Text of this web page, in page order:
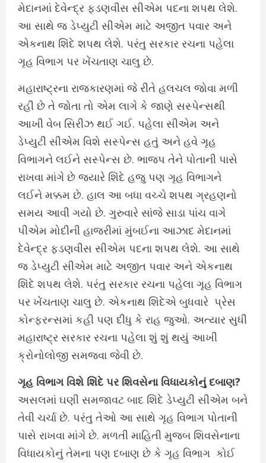
મેદાનમાં દેવેન્દ્ર ફડણવીસ સીએમ પદના શપથ લેશે.
આ સાથે જ ડેપ્યુટી સીએમ માટે અજીત પવાર અને
એકનાથ શિંદે શપથ લેશે. પરંતુ સરકાર રચના પહેલા
ગૃહ વિભાગ પર ખેંચતાણ ચાલુ છે.
મહારાષ્ટ્રના રાજકારણમાં જે રીતે હલચલ જોવા મળી
રહી છે તે જોતા તો એમ લાગે કે જાણે સસ્પેન્સથી
આખી વેબ સિરીઝ થઈ ગઈ. પહેલા સીએમ અને
ડેપ્યુટી સીએમ વિશે સસ્પેન્સ હતું અને હવે ગૃહ
વિભાગને લઈને સસ્પેન્સ છે. ભાજપ તેને પોતાની પાસે
રાખવા માંગે છે જ્યારે શિંદે હજુ પણ ગૃહ વિભાગને
લઈને મક્કમ છે. હાલ આ બધા વચ્ચે શપથ ગ્રહણનો
સમય આવી ગયો છે. ગુરુવારે સાંજે સાડા પાંચ વાગે
પીએમ મોદીની હાજરીમાં મુંબઈના આઝાદ મેદાનમાં
દેવેન્દ્ર ફડણવીસ સીએમ પદના શપથ લેશે. આ સાથે
જ ડેપ્યુટી સીએમ માટે અજીત પવાર અને એકનાથ
શિંદે શપથ લેશે. પરંતુ સરકાર રચના પહેલા ગૃહ વિભાગ
પર ખેંચતાણ ચાલુ છે. એકનાથ શિંદેએ બુધવારે પ્રેસ
કોન્ફરન્સમાં કહી પણ દીધુ કે રાહ જુઓ. અત્યાર સુધી
મહારાષ્ટ્ર સરકાર રચના પહેલા શું શું થયું આખી
ક્રોનોલોજી સમજવા જેવી છે.
ગૃહ વિભાગ વિશે શિંદે પર શિવસેના વિધાયકોનું દબાણ?
અસલમાં ઘણી સમજાવટ બાદ શિંદે ડેપ્યુટી સીએમ બને
તેવી ચર્ચા છે. પરંતુ તેઓ આ સાથે ગૃહ વિભાગ પોતાની
પાસે રાખવા માંગે છે. મળતી માહિતી મુજબ શિવસેનાના
વિધાયકોનું તેમના પણ દબાણ છે કે ગૃહ વિભાગ કોઈ